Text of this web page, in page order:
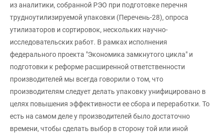
из аналитики, собранной РЭО при подготовке перечня
трудноутилизируемой упаковки (Перечень-28), опроса
утилизаторов и сортировок, нескольких научно-
исследовательских работ. В рамках исполнения
федерального проекта "Экономика замкнутого цикла" и
подготовки к реформе расширенной ответственности
производителей мы всегда говорили о том, что
производителям следует делать упаковку унифицировано в
целях повышения эффективности ее сбора и переработки. То
есть на самом деле у производителей было достаточно
времени, чтобы сделать выбор в сторону той или иной